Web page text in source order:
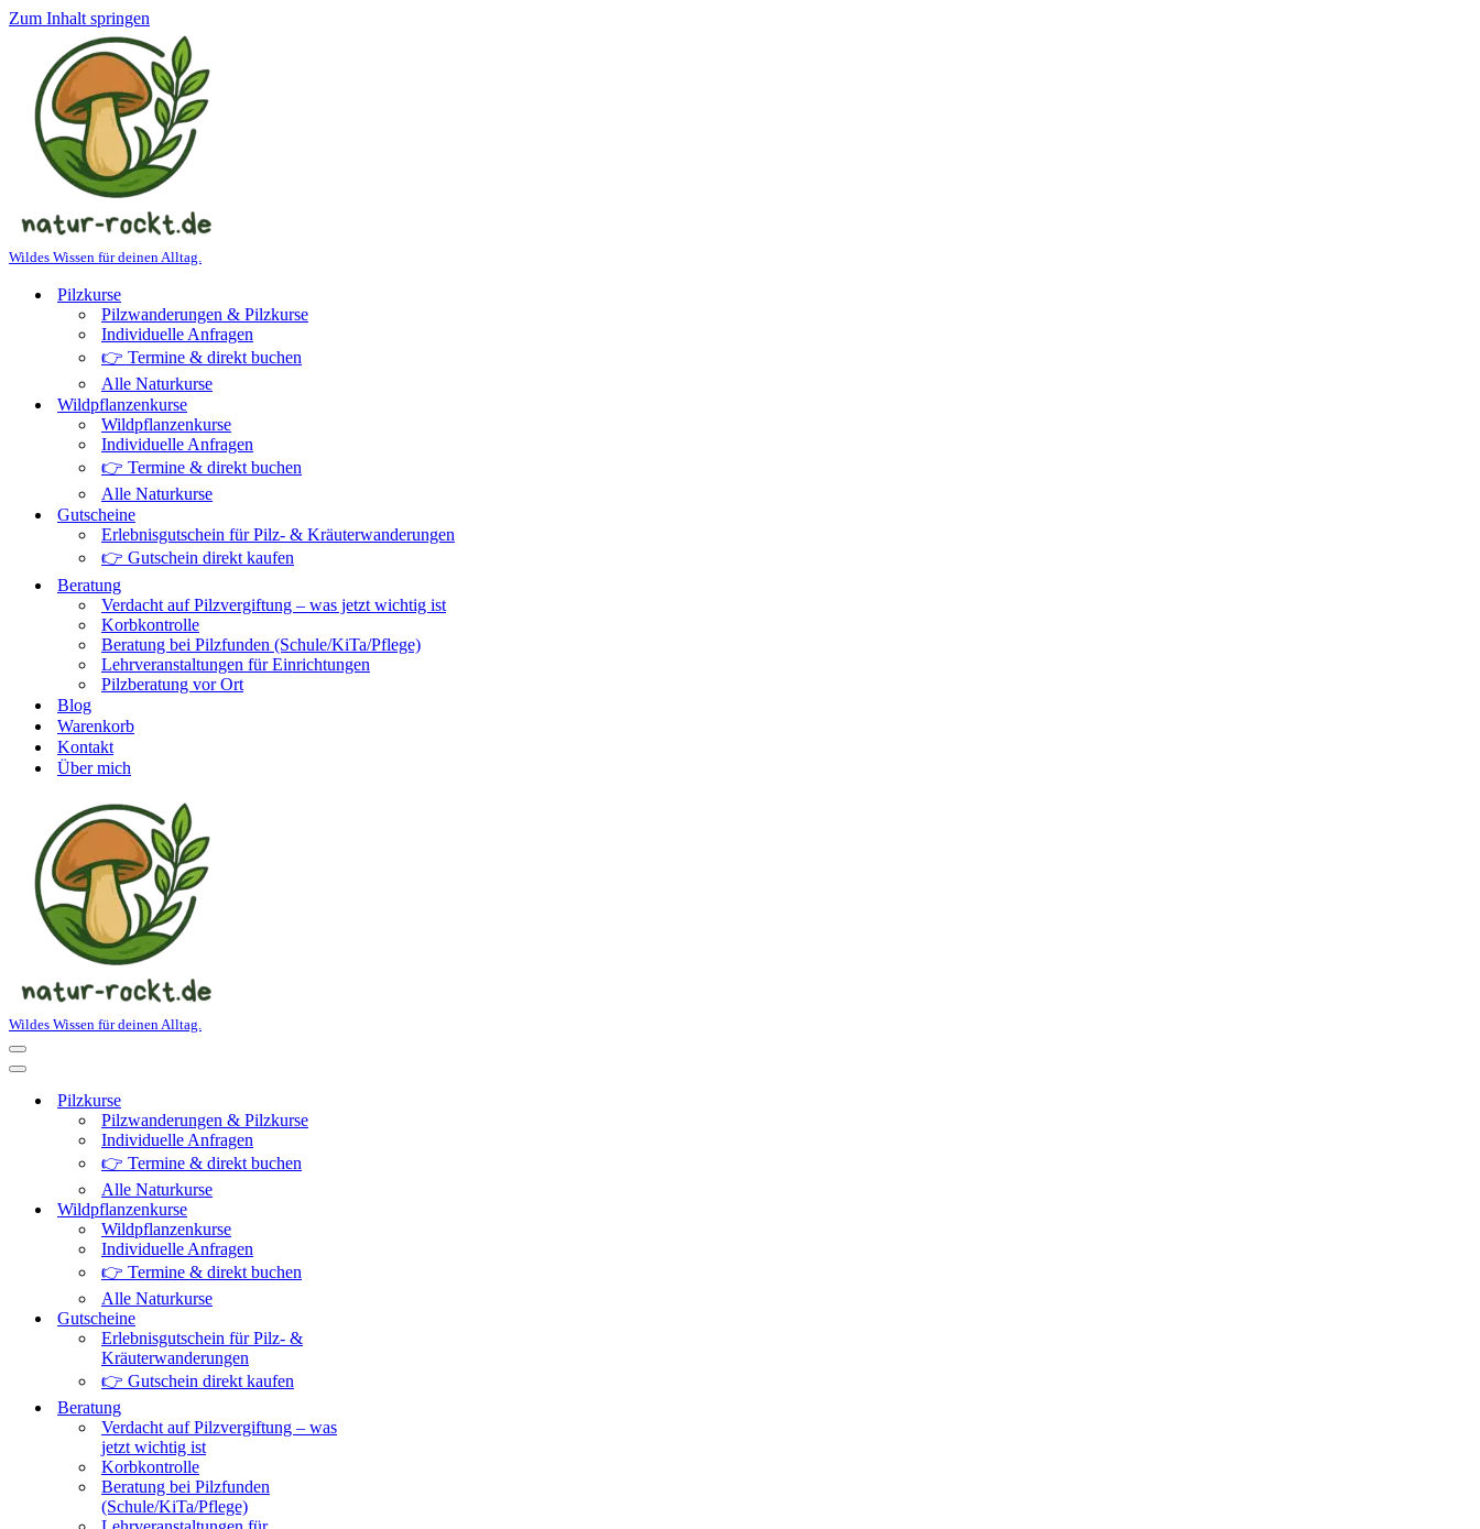
Zum Inhalt springen
Wildes Wissen für deinen Alltag.
Pilzkurse
Pilzwanderungen & Pilzkurse
Individuelle Anfragen
👉 Termine & direkt buchen
Alle Naturkurse
Wildpflanzenkurse
Wildpflanzenkurse
Individuelle Anfragen
👉 Termine & direkt buchen
Alle Naturkurse
Gutscheine
Erlebnisgutschein für Pilz- & Kräuterwanderungen
👉 Gutschein direkt kaufen
Beratung
Verdacht auf Pilzvergiftung – was jetzt wichtig ist
Korbkontrolle
Beratung bei Pilzfunden (Schule/KiTa/Pflege)
Lehrveranstaltungen für Einrichtungen
Pilzberatung vor Ort
Blog
Warenkorb
Kontakt
Über mich
Wildes Wissen für deinen Alltag.
Navigationsmenü
Navigationsmenü
Pilzkurse
Pilzwanderungen & Pilzkurse
Individuelle Anfragen
👉 Termine & direkt buchen
Alle Naturkurse
Wildpflanzenkurse
Wildpflanzenkurse
Individuelle Anfragen
👉 Termine & direkt buchen
Alle Naturkurse
Gutscheine
Erlebnisgutschein für Pilz- &
Kräuterwanderungen
👉 Gutschein direkt kaufen
Beratung
Verdacht auf Pilzvergiftung – was
jetzt wichtig ist
Korbkontrolle
Beratung bei Pilzfunden
(Schule/KiTa/Pflege)